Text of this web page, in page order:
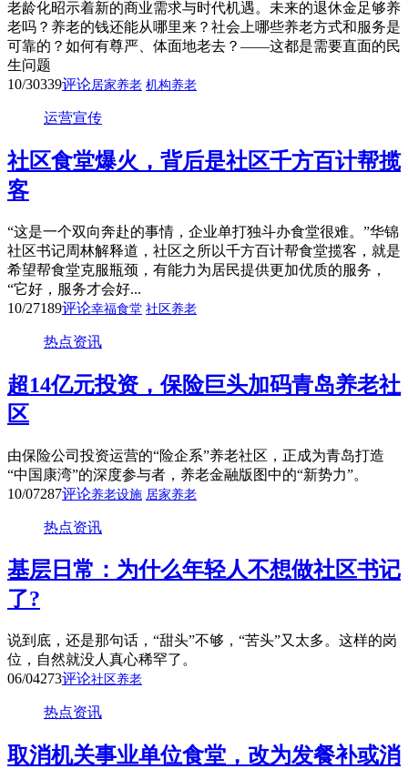
老龄化昭示着新的商业需求与时代机遇。未来的退休金足够养
老吗？养老的钱还能从哪里来？社会上哪些养老方式和服务是
可靠的？如何有尊严、体面地老去？——这都是需要直面的民
生问题
10/30339评论居家养老 机构养老
运营宣传
社区食堂爆火，背后是社区千方百计帮揽
客
“这是一个双向奔赴的事情，企业单打独斗办食堂很难。”华锦
社区书记周林解释道，社区之所以千方百计帮食堂揽客，就是
希望帮食堂克服瓶颈，有能力为居民提供更加优质的服务，
“它好，服务才会好...
10/27189评论幸福食堂 社区养老
热点资讯
超14亿元投资，保险巨头加码青岛养老社
区
由保险公司投资运营的“险企系”养老社区，正成为青岛打造
“中国康湾”的深度参与者，养老金融版图中的“新势力”。
10/07287评论养老设施 居家养老
热点资讯
基层日常：为什么年轻人不想做社区书记
了?
说到底，还是那句话，“甜头”不够，“苦头”又太多。这样的岗
位，自然就没人真心稀罕了。
06/04273评论社区养老
热点资讯
取消机关事业单位食堂，改为发餐补或消